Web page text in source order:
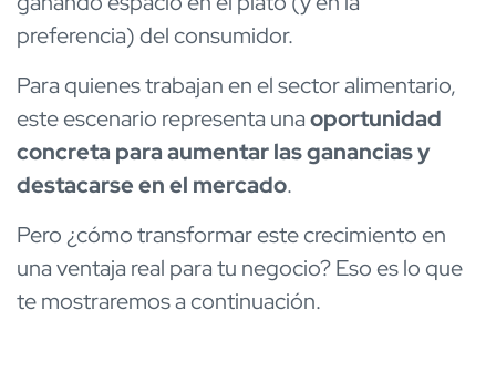
preferencia) del consumidor.
Para quienes trabajan en el sector alimentario,
este escenario representa unaoportunidad
concreta para aumentar las ganancias y
destacarse en el mercado.
Pero ¿cómo transformar este crecimiento en
una ventaja real para tu negocio? Eso es lo que
te mostraremos a continuación.